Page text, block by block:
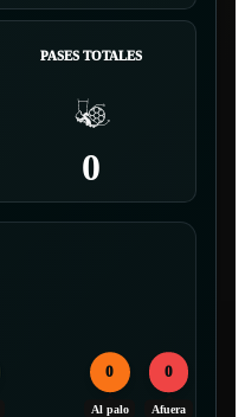
PASES TOTALES
0
0
Al palo
0
Afuera